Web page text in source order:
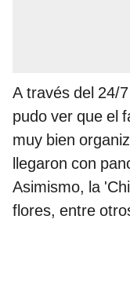
A través del 24/
pudo ver que el
muy bien
llegaron con
Asimismo, la
flores, entre